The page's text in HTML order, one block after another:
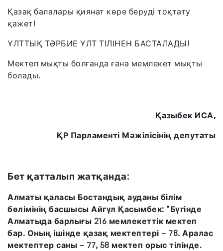
Қазақ балалары қиянат көре беруді тоқтату
қажет!
ҰЛТТЫҚ ТӘРБИЕ ҰЛТ ТІЛІНЕН БАСТАЛАДЫ!
Мектеп мықты болғанда ғана мемлекет мықты
болады.
Қазыбек ИСА,
ҚР Парламенті Мәжілісінің депутаты
Бет қатталып жатқанда:
Алматы қаласы Бостандық ауданы білім
бөлімінің басшысы Айгүл Қасымбек: "Бүгінде
Алматыда барлығы 216 мемлекеттік мектеп
бар. Оның ішінде қазақ мектептері – 78. Аралас
мектептер саны – 77, 58 мектеп орыс тілінде.